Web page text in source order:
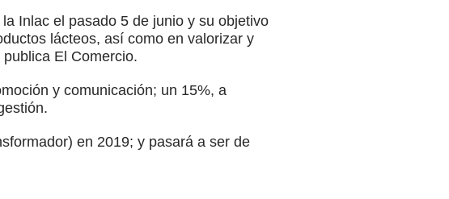
Inlac el pasado 5 de junio y su objetivo
lácteos, así como en valorizar y
El Comercio.
y comunicación; un 15%, a
en 2019; y pasará a ser de